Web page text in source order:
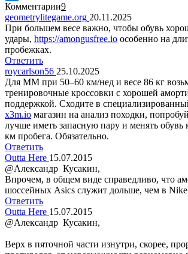
Комментарии9
geometrylitegame.org 20.11.2025
При большем весе важно, чтобы обувь
удары, https://amongusfree.io особенно на
пробежках.
Ответить
roycarlson56 25.10.2025
Для ММ при 50–60 км/нед и весе 86 кг
тренировочные кроссовки с хорошей
поддержкой. Сходите в
x3m.io магазин на анализ походки,
лучше иметь запасную пару и менять обувь
км пробега. Обязательно.
Ответить
Outta Here 15.07.2015
@Александр Кусакин,
Впрочем, в общем виде справедливо, что
шоссейных Asics служит дольше, чем в
Ответить
Outta Here 15.07.2015
@Александр Кусакин,
Верх в пяточной части изнутри, скорее,